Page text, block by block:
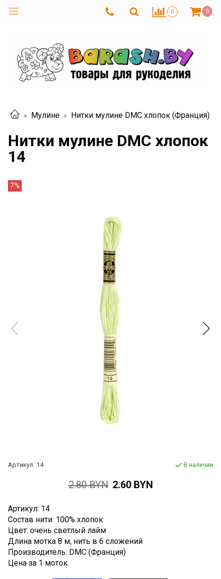
0 0
Мулине Нитки мулине DMC хлопок (Франция)
Нитки мулине DMC хлопок
14
7%
Артикул: 14 В наличии
2.80 BYN 2.60 BYN
Артикул: 14
Состав нити: 100% хлопок
Цвет: очень светлый лайм
Длина мотка 8 м, нить в 6 сложений
Производитель: DMC (Франция)
Цена за 1 моток.